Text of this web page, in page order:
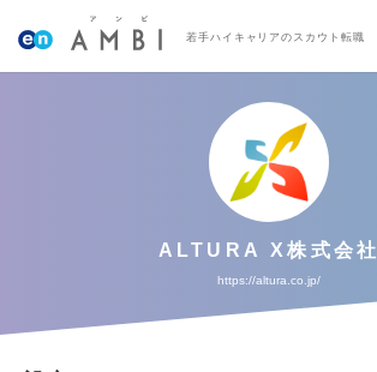
若手ハイキャリアのスカウト転職
ALTURA X株式会社
https://altura.co.jp/